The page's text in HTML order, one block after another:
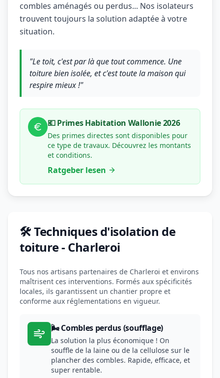
combles aménagés ou perdus... Nos isolateurs
trouvent toujours la solution adaptée à votre
situation.
"Le toit, c'est par là que tout commence. Une
toiture bien isolée, et c'est toute la maison qui
respire mieux !"
💶 Primes Habitation Wallonie 2026
Des primes directes sont disponibles pour
ce type de travaux. Découvrez les montants
et conditions.
Ratgeber lesen
🛠️ Techniques d'isolation de
toiture - Charleroi
Tous nos artisans partenaires de Charleroi et environs
maîtrisent ces interventions. Formés aux spécificités
locales, ils garantissent un chantier propre et
conforme aux réglementations en vigueur.
🌬️ Combles perdus (soufflage)
La solution la plus économique ! On
souffle de la laine ou de la cellulose sur le
plancher des combles. Rapide, efficace, et
super rentable.